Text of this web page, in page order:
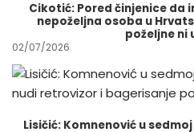
Cikotić: Pored činjenice da
nepoželjna osoba u
poželjne ni
02/07/2026
Lisičić: Komnenović u